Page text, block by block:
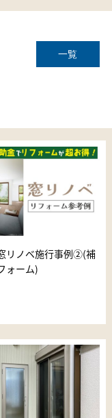
一覧
リノベ施行事例②(補
ォーム)